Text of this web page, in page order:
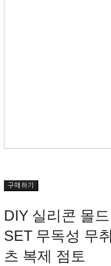
구매하기
DIY 실리콘 몰
SET 무독성 무
츠 복제 점토